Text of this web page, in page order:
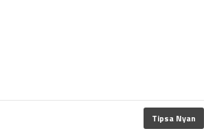
Tipsa Nyan